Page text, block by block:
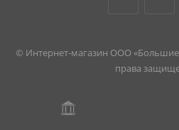
© Интернет-магазин ООО «Большие
права